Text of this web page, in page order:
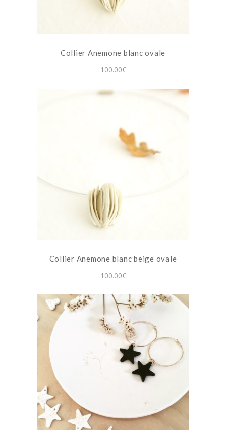
Collier Anemone blanc ovale
100.00€
Collier Anemone blanc beige ovale
100.00€
Ce
produit
plusieurs
variations.